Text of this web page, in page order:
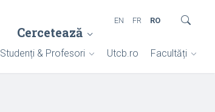
Cercetează
Studenți & Profesori Utcb.ro Facultăți
EN FR RO